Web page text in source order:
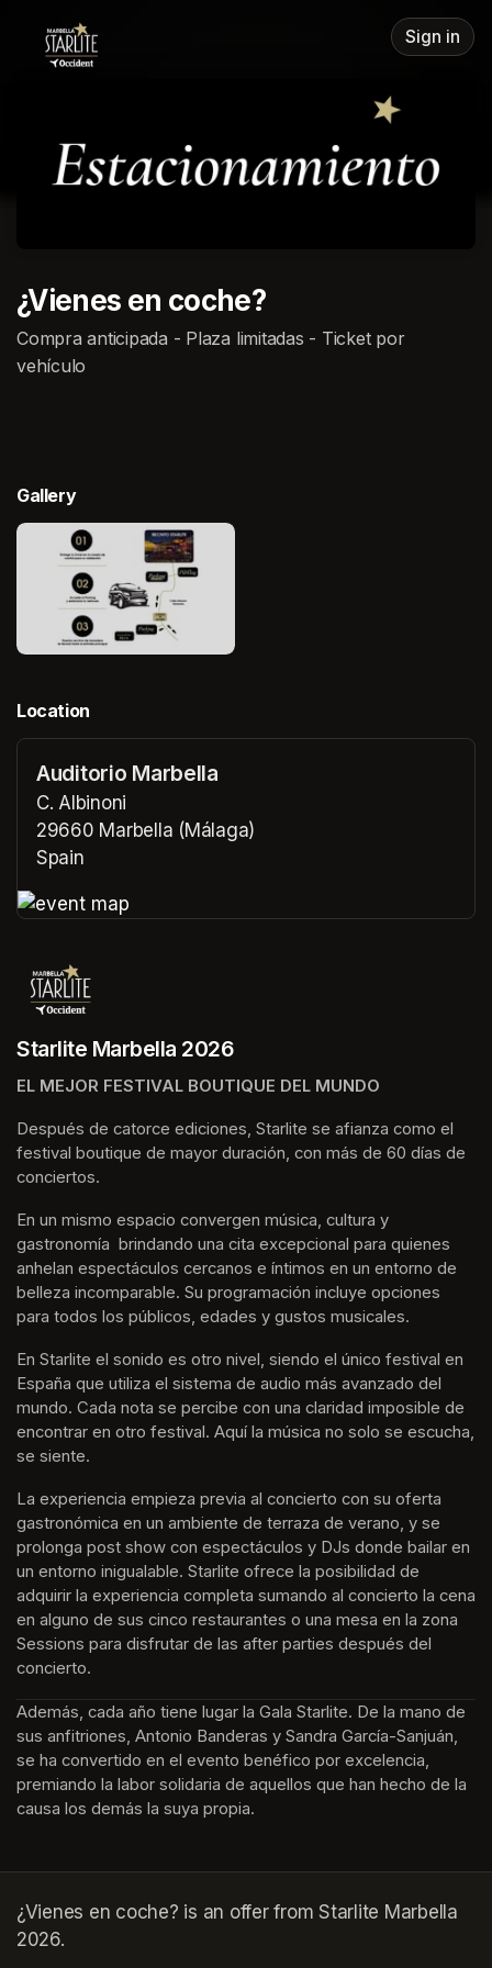
Sign in
¿Vienes en coche?
Compra anticipada - Plaza limitadas - Ticket por
vehículo
Gallery
Location
Auditorio Marbella
C. Albinoni
29660 Marbella (Málaga)
Spain
Starlite Marbella 2026
EL MEJOR FESTIVAL BOUTIQUE DEL MUNDO
Después de catorce ediciones, Starlite se afianza como el
festival boutique de mayor duración, con más de 60 días de
conciertos.
En un mismo espacio convergen música, cultura y
gastronomía  brindando una cita excepcional para quienes
anhelan espectáculos cercanos e íntimos en un entorno de
belleza incomparable. Su programación incluye opciones
para todos los públicos, edades y gustos musicales.
En Starlite el sonido es otro nivel, siendo el único festival en
España que utiliza el sistema de audio más avanzado del
mundo. Cada nota se percibe con una claridad imposible de
encontrar en otro festival. Aquí la música no solo se escucha,
se siente.
La experiencia empieza previa al concierto con su oferta
gastronómica en un ambiente de terraza de verano, y se
prolonga post show con espectáculos y DJs donde bailar en
un entorno inigualable. Starlite ofrece la posibilidad de
adquirir la experiencia completa sumando al concierto la cena
en alguno de sus cinco restaurantes o una mesa en la zona
Sessions para disfrutar de las after parties después del
concierto.
Además, cada año tiene lugar la Gala Starlite. De la mano de
sus anfitriones, Antonio Banderas y Sandra García-Sanjuán,
se ha convertido en el evento benéfico por excelencia,
premiando la labor solidaria de aquellos que han hecho de la
causa los demás la suya propia.
¿Vienes en coche? is an offer from Starlite Marbella
2026.